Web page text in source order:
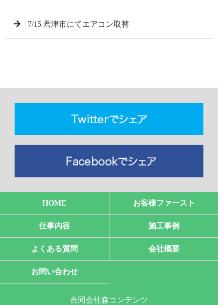
7/15 君津市にてエアコン取替
HOME お客様ファースト
仕事内容 施工事例
よくある質問 会社概要
お問い合わせ
合同会社森コンテンツ